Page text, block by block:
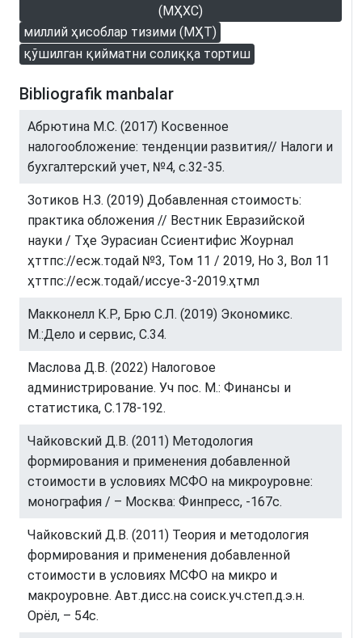
(МҲХС)
миллий ҳисоблар тизими (МҲТ)
қўшилган қийматни солиққа тортиш
Bibliografik manbalar
Абрютина М.С. (2017) Косвенное
налогообложение: тенденции развития// Налоги и
бухгалтерский учет, №4, с.32-35.
Зотиков Н.З. (2019) Добавленная стоимость:
практика обложения // Вестник Евразийской
науки / Тҳе Эурасиан Сcиентифиc Жоурнал
ҳттпс://есж.тодай №3, Том 11 / 2019, Но 3, Вол 11
ҳттпс://есж.тодай/иссуе-3-2019.ҳтмл
Макконелл К.Р., Брю С.Л. (2019) Экономикс.
М.:Дело и сервис, С.34.
Маслова Д.В. (2022) Налоговое
администрирование. Уч пос. М.: Финансы и
статистика, С.178-192.
Чайковский Д.В. (2011) Методология
формирования и применения добавленной
стоимости в условиях МСФО на микроуровне:
монография / – Москва: Финпресс, -167с.
Чайковский Д.В. (2011) Теория и методология
формирования и применения добавленной
стоимости в условиях МСФО на микро и
макроуровне. Авт.дисс.на соиск.уч.степ.д.э.н.
Орёл, – 54с.